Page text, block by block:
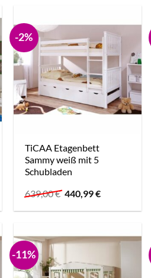
-2%
TiCAA Etagenbett
Sammy weiß mit 5
Schubladen
639,00€ Ursprünglicher
Preis
war:
440,99€Aktueller
ist:
-11%